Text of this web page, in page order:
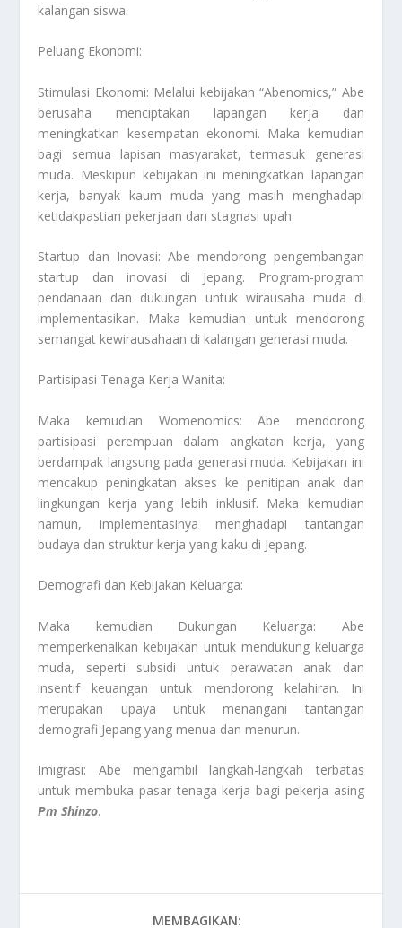
kalangan siswa.
Peluang Ekonomi:
Stimulasi Ekonomi: Melalui kebijakan “Abenomics,” Abe
berusaha menciptakan lapangan kerja dan
meningkatkan kesempatan ekonomi. Maka kemudian
bagi semua lapisan masyarakat, termasuk generasi
muda. Meskipun kebijakan ini meningkatkan lapangan
kerja, banyak kaum muda yang masih menghadapi
ketidakpastian pekerjaan dan stagnasi upah.
Startup dan Inovasi: Abe mendorong pengembangan
startup dan inovasi di Jepang. Program-program
pendanaan dan dukungan untuk wirausaha muda di
implementasikan. Maka kemudian untuk mendorong
semangat kewirausahaan di kalangan generasi muda.
Partisipasi Tenaga Kerja Wanita:
Maka kemudian Womenomics: Abe mendorong
partisipasi perempuan dalam angkatan kerja, yang
berdampak langsung pada generasi muda. Kebijakan ini
mencakup peningkatan akses ke penitipan anak dan
lingkungan kerja yang lebih inklusif. Maka kemudian
namun, implementasinya menghadapi tantangan
budaya dan struktur kerja yang kaku di Jepang.
Demografi dan Kebijakan Keluarga:
Maka kemudian Dukungan Keluarga: Abe
memperkenalkan kebijakan untuk mendukung keluarga
muda, seperti subsidi untuk perawatan anak dan
insentif keuangan untuk mendorong kelahiran. Ini
merupakan upaya untuk menangani tantangan
demografi Jepang yang menua dan menurun.
Imigrasi: Abe mengambil langkah-langkah terbatas
untuk membuka pasar tenaga kerja bagi pekerja asing
Pm Shinzo.
MEMBAGIKAN: